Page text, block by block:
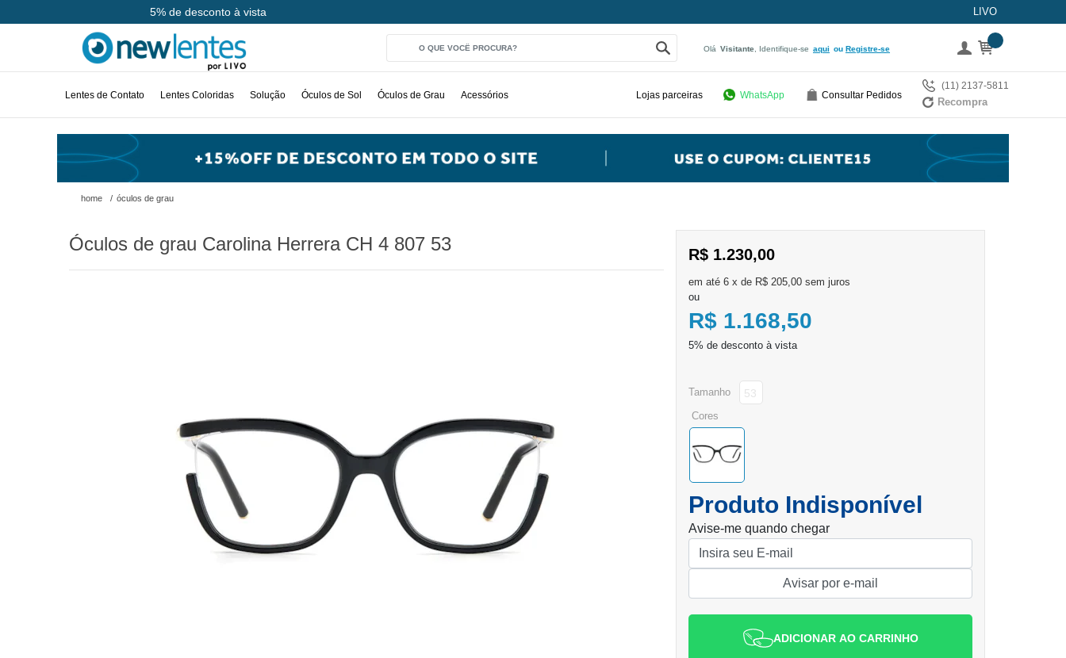
Até 10x sem juros LIVO
Olá Visitante , Identifique-se aqui Registre-se
Lentes de Contato Lentes Coloridas Solução Óculos de Sol Óculos de Grau Acessórios Lojas parceiras WhatsApp Consultar Pedidos
(11) 2137-5811
Recompra
home / óculos de grau
Óculos de grau Carolina Herrera CH 4 807 53 R$ 1.230,00
6 x de R$ 205,00 sem juros
ou
R$ 1.168,50
cores
tamanho 53
Produto Indisponível
Avise-me quando chegar
ADICIONAR AO CARRINHO